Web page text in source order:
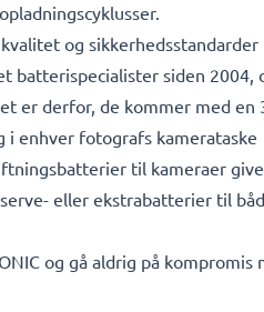
og sikkerhedsstandarder
batterispecialister siden 2004,
er derfor, de kommer med en
i enhver fotografs kamerataske
til kameraer
eller ekstrabatterier til
og gå aldrig på